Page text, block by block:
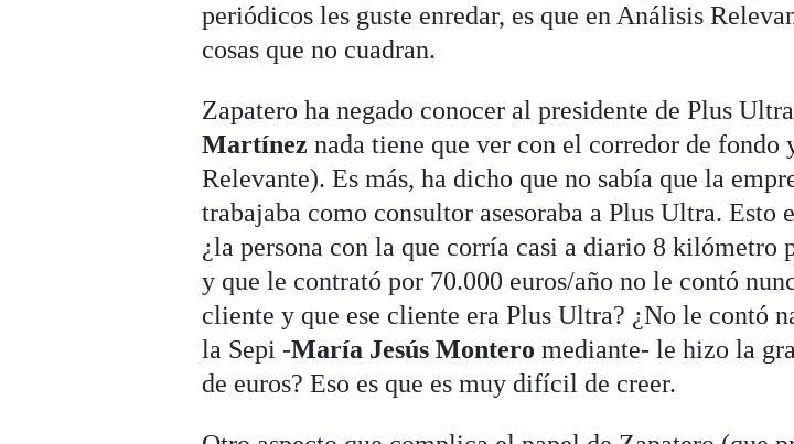
periódicos les guste enredar, es que en Análisis
cosas que no cuadran.
Zapatero ha negado conocer al presidente de Plus
Martínez nada tiene que ver con el corredor de fondo
Relevante). Es más, ha dicho que no sabía que la
trabajaba como consultor asesoraba a Plus Ultra. Esto
¿la persona con la que corría casi a diario 8 kilómetro
y que le contrató por 70.000 euros/año no le contó
cliente y que ese cliente era Plus Ultra? ¿No le contó
la Sepi -María Jesús Montero mediante- le hizo la
de euros? Eso es que es muy difícil de creer.